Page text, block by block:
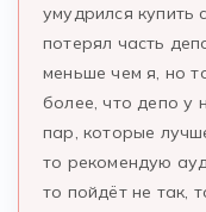
умудрился купить
потерял часть
меньше чем я, но
более, что депо у
пар, которые
то рекомендую
то пойдёт не так,